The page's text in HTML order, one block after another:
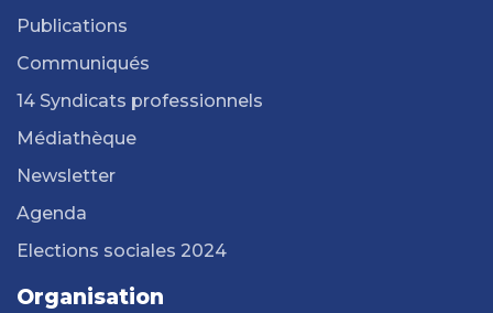
Publications
Communiqués
14 Syndicats professionnels
Médiathèque
Newsletter
Agenda
Elections sociales 2024
Organisation